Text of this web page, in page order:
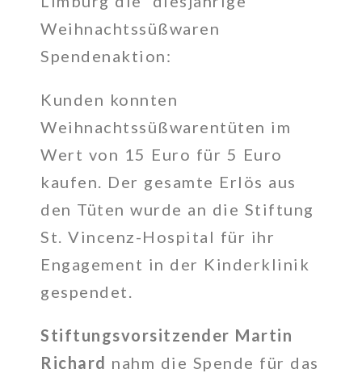
Weihnachtssüßwaren
Spendenaktion:
Kunden konnten
Weihnachtssüßwarentüten im
Wert von 15 Euro für 5 Euro
kaufen. Der gesamte Erlös aus
den Tüten wurde an die Stiftung
St. Vincenz-Hospital für ihr
Engagement in der Kinderklinik
gespendet.
Stiftungsvorsitzender Martin
Richard nahm die Spende für das